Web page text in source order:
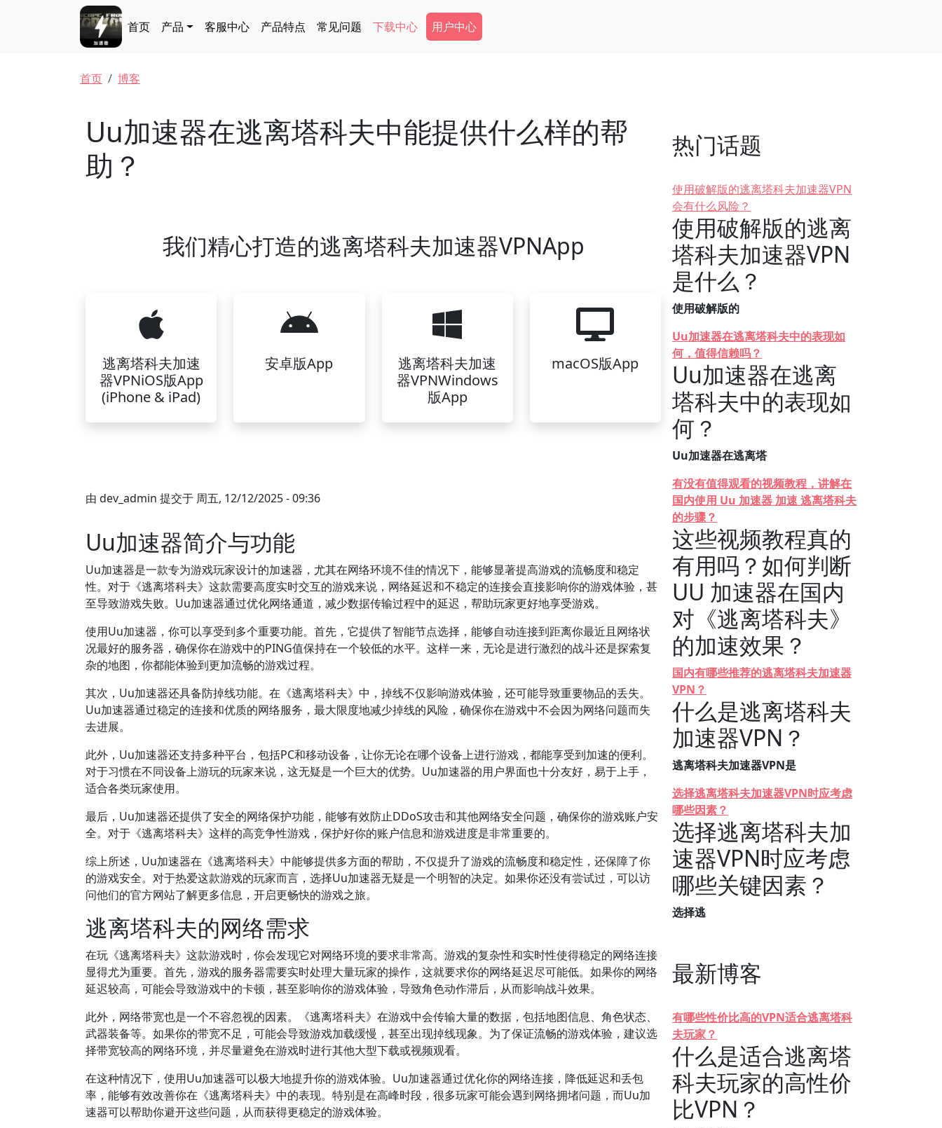
Main navigation
首页 产品 客服中心 产品特点 常见问题 下载中心 Secondary Menu
用户中心
面包屑
首页 博客
Uu加速器在逃离塔科夫中能提供什么样的帮
助？
我们精心打造的逃离塔科夫加速器VPNApp
逃离塔科夫加速
器VPNiOS版App
(iPhone & iPad)
安卓版App
逃离塔科夫加速
器VPNWindows
版App
macOS版App
由 dev_admin 提交于 周五, 12/12/2025 - 09:36
Uu加速器简介与功能
Uu加速器是一款专为游戏玩家设计的加速器，尤其在网络环境不佳的情况下，能够显著提高游戏的流畅度和稳定
性。对于《逃离塔科夫》这款需要高度实时交互的游戏来说，网络延迟和不稳定的连接会直接影响你的游戏体验，甚
至导致游戏失败。Uu加速器通过优化网络通道，减少数据传输过程中的延迟，帮助玩家更好地享受游戏。
使用Uu加速器，你可以享受到多个重要功能。首先，它提供了智能节点选择，能够自动连接到距离你最近且网络状
况最好的服务器，确保你在游戏中的PING值保持在一个较低的水平。这样一来，无论是进行激烈的战斗还是探索复
杂的地图，你都能体验到更加流畅的游戏过程。
其次，Uu加速器还具备防掉线功能。在《逃离塔科夫》中，掉线不仅影响游戏体验，还可能导致重要物品的丢失。
Uu加速器通过稳定的连接和优质的网络服务，最大限度地减少掉线的风险，确保你在游戏中不会因为网络问题而失
去进展。
此外，Uu加速器还支持多种平台，包括PC和移动设备，让你无论在哪个设备上进行游戏，都能享受到加速的便利。
对于习惯在不同设备上游玩的玩家来说，这无疑是一个巨大的优势。Uu加速器的用户界面也十分友好，易于上手，
适合各类玩家使用。
最后，Uu加速器还提供了安全的网络保护功能，能够有效防止DDoS攻击和其他网络安全问题，确保你的游戏账户安
全。对于《逃离塔科夫》这样的高竞争性游戏，保护好你的账户信息和游戏进度是非常重要的。
综上所述，Uu加速器在《逃离塔科夫》中能够提供多方面的帮助，不仅提升了游戏的流畅度和稳定性，还保障了你
的游戏安全。对于热爱这款游戏的玩家而言，选择Uu加速器无疑是一个明智的决定。如果你还没有尝试过，可以访
问他们的官方网站了解更多信息，开启更畅快的游戏之旅。
逃离塔科夫的网络需求
在玩《逃离塔科夫》这款游戏时，你会发现它对网络环境的要求非常高。游戏的复杂性和实时性使得稳定的网络连接
显得尤为重要。首先，游戏的服务器需要实时处理大量玩家的操作，这就要求你的网络延迟尽可能低。如果你的网络
延迟较高，可能会导致游戏中的卡顿，甚至影响你的游戏体验，导致角色动作滞后，从而影响战斗效果。
此外，网络带宽也是一个不容忽视的因素。《逃离塔科夫》在游戏中会传输大量的数据，包括地图信息、角色状态、
武器装备等。如果你的带宽不足，可能会导致游戏加载缓慢，甚至出现掉线现象。为了保证流畅的游戏体验，建议选
择带宽较高的网络环境，并尽量避免在游戏时进行其他大型下载或视频观看。
在这种情况下，使用Uu加速器可以极大地提升你的游戏体验。Uu加速器通过优化你的网络连接，降低延迟和丢包
率，能够有效改善你在《逃离塔科夫》中的表现。特别是在高峰时段，很多玩家可能会遇到网络拥堵问题，而Uu加
速器可以帮助你避开这些问题，从而获得更稳定的游戏体验。
热门话题
使用破解版的逃离塔科夫加速器VPN
会有什么风险？
使用破解版的逃离
塔科夫加速器VPN
是什么？
使用破解版的
Uu加速器在逃离塔科夫中的表现如
何，值得信赖吗？
Uu加速器在逃离
塔科夫中的表现如
何？
Uu加速器在逃离塔
有没有值得观看的视频教程，讲解在
国内使用 Uu 加速器 加速 逃离塔科夫
的步骤？
这些视频教程真的
有用吗？如何判断
UU 加速器在国内
对《逃离塔科夫》
的加速效果？
国内有哪些推荐的逃离塔科夫加速器
VPN？
什么是逃离塔科夫
加速器VPN？
逃离塔科夫加速器VPN是
选择逃离塔科夫加速器VPN时应考虑
哪些因素？
选择逃离塔科夫加
速器VPN时应考虑
哪些关键因素？
选择逃
最新博客
有哪些性价比高的VPN适合逃离塔科
夫玩家？
什么是适合逃离塔
科夫玩家的高性价
比VPN？